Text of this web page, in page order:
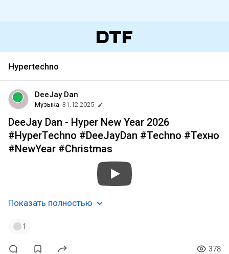
Hypertechno
DeeJay Dan
Музыка 31.12.2025
DeeJay Dan - Hyper New Year 2026
#HyperTechno #DeeJayDan #Techno #Техно
#NewYear #Christmas
Показать полностью
1
378